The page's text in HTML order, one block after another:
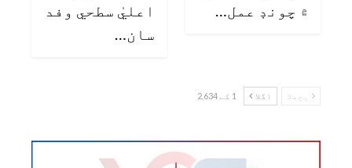
۾ چونڊ عمل…
اعليٰ سطحي وفد
سان…
پچھلا اگلا 1 کے 2,634